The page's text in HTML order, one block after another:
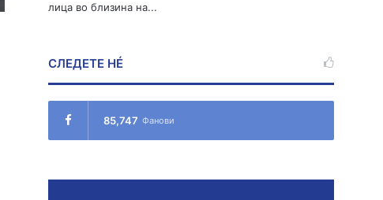
лица во близина на...
СЛЕДЕТЕ НÉ
85,747 Фанови